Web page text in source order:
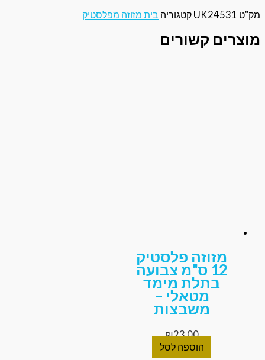
קטגוריה בית מזוזה מפלסטיק
קשורים
מזוזה פלסטיק
12 ס"מ צבועה
בתלת מימד
מטאלי –
משבצות
₪23.00
הוספה לסל